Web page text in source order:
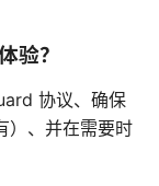
验？
协议、确保
）、并在需要时